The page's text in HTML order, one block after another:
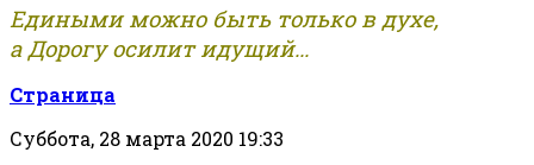
Едиными можно быть только в духе,
а Дорогу осилит идущий...
Страница
Суббота, 28 марта 2020 19:33